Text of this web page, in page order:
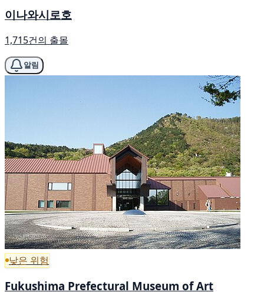
이나와시로호
1,715건의 출몰
알림
낮은 위험
Fukushima Prefectural Museum of Art